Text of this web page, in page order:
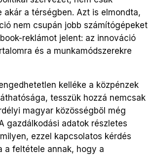
akár a térségben. Azt is elmondta,
nem csupán jobb számítógépeket
reklámot jelent: az innováció
és a munkamódszerekre
kelléke a közpénzek
tesszük hozzá nemcsak
magyar közösségből még
gazdálkodási adatok részletes
ezzel kapcsolatos kérdés
a feltétele annak, hogy a